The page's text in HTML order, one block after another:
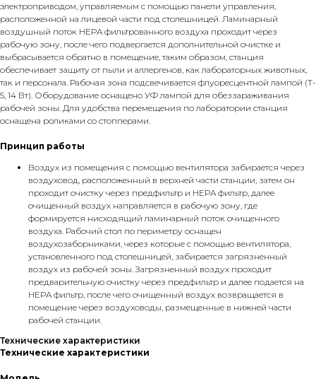
электроприводом, управляемым с помощью панели управления,
расположенной на лицевой части под столешницей. Ламинарный
воздушный поток HEPA фильтрованного воздуха проходит через
рабочую зону, после чего подвергается дополнительной очистке и
выбрасывается обратно в помещение, таким образом, станция
обеспечивает защиту от пыли и аллергенов, как лабораторных животных,
так и персонала. Рабочая зона подсвечивается флуоресцентной лампой (T-
5, 14 Вт). Оборудование оснащено УФ лампой для обеззараживания
рабочей зоны. Для удобства перемещения по лаборатории станция
оснащена роликами со стопперами.
Принцип работы
Воздух из помещения с помощью вентилятора забирается через
воздуховод, расположенный в верхней части станции, затем он
проходит очистку через предфильтр и HEPA фильтр, далее
очищенный воздух направляется в рабочую зону, где
формируется нисходящий ламинарный поток очищенного
воздуха. Рабочий стол по периметру оснащен
воздухозаборниками, через которые с помощью вентилятора,
установленного под столешницей, забирается загрязненный
воздух из рабочей зоны. Загрязненный воздух проходит
предварительную очистку через предфильтр и далее подается на
HEPA фильтр, после чего очищенный воздух возвращается в
помещение через воздуховоды, размещенные в нижней части
рабочей станции.
Технические характеристики
Технические характеристики